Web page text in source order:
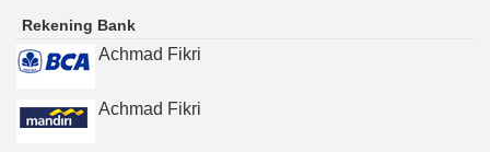
Rekening Bank
Achmad Fikri
Achmad Fikri